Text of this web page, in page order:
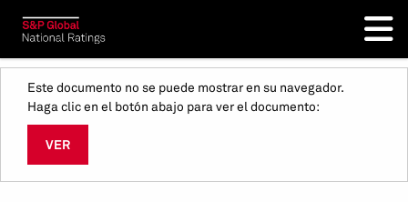
Este documento no se puede mostrar en su navegador.
Haga clic en el botón abajo para ver el documento:
VER